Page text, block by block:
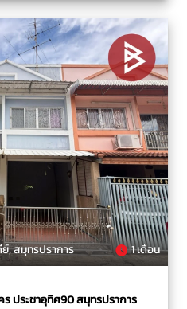
, สมุทรปราการ 1 เดือน
ประชาอุทิศ90 สมุทรปราการ